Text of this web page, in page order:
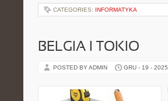
CATEGORIES: INFORMATYKA
BELGIA I TOKIO
POSTED BY ADMIN GRU - 19 - 2025